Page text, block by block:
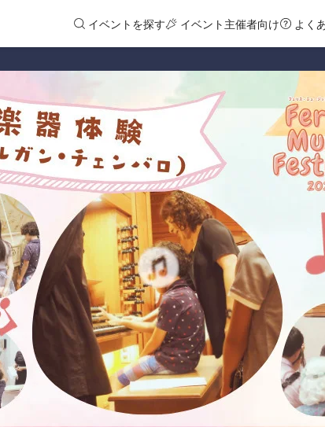
イベントを探す イベント主催者向け よく